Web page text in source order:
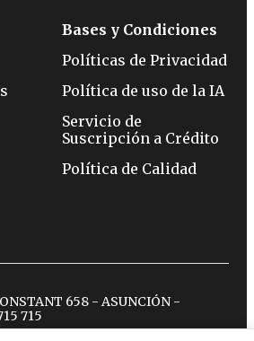
Bases y Condiciones
Políticas de Privacidad
Política de uso de la IA
Servicio de
Suscripción a Crédito
Política de Calidad
658 - ASUNCIÓN -
715